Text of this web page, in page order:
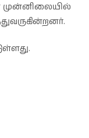
முன்னிலையில்